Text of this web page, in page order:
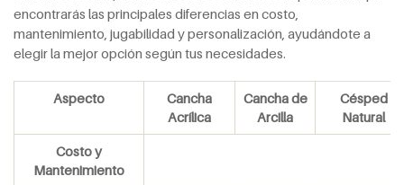
encontrarás las principales diferencias en costo,
mantenimiento, jugabilidad y personalización, ayudándote a
elegir la mejor opción según tus necesidades.
Aspecto
Cancha
Acrílica
Cancha de
Arcilla
Césped
Natural
Costo y
Mantenimiento